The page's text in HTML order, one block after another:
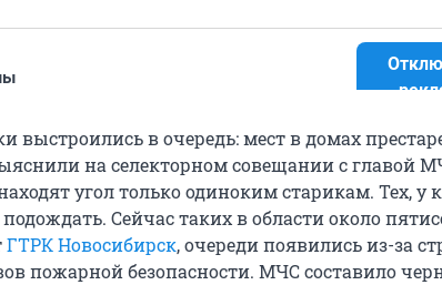
выстроились в очередь: мест в домах
на селекторном совещании с главой
угол только одиноким старикам. Тех, у
Сейчас таких в области около
ГТРК Новосибирск, очереди появились из-за
пожарной безопасности. МЧС составило